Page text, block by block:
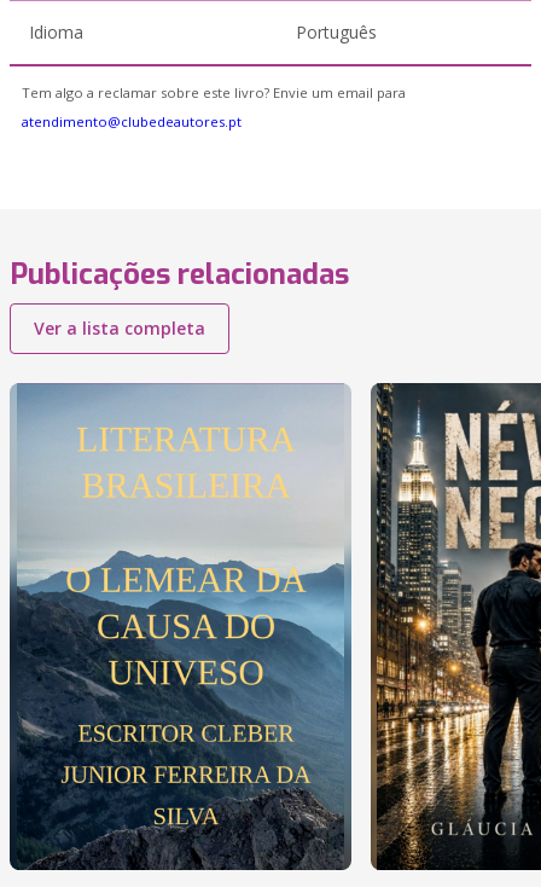
Idioma Português
Tem algo a reclamar sobre este livro? Envie um email para
atendimento@clubedeautores.pt
Publicações relacionadas
Ver a lista completa